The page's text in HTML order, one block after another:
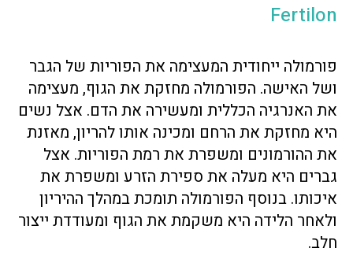
Fertilon
פורמולה ייחודית המעצימה את הפוריות של הגבר
ושל האישה. הפורמולה מחזקת את הגוף, מעצימה
את האנרגיה הכללית ומעשירה את הדם. אצל נשים
היא מחזקת את הרחם ומכינה אותו להריון, מאזנת
את ההורמונים ומשפרת את רמת הפוריות. אצל
גברים היא מעלה את ספירת הזרע ומשפרת את
איכותו. בנוסף הפורמולה תומכת במהלך ההיריון
ולאחר הלידה היא משקמת את הגוף ומעודדת ייצור
חלב.